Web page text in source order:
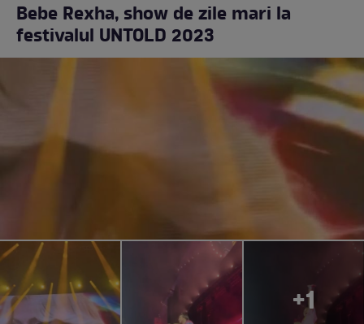
Bebe Rexha, show de zile mari la
festivalul UNTOLD 2023
+1